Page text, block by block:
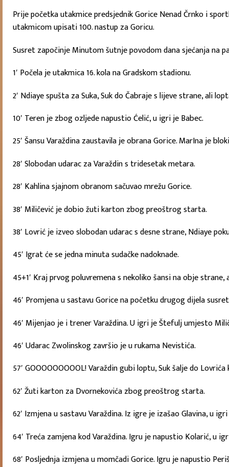
Prije početka utakmice predsjednik Gorice Nenad Črnko i
utakmicom upisati 100. nastup za Goricu.
Susret započinje Minutom šutnje povodom dana sjećanja na
1′ Počela je utakmica 16. kola na Gradskom stadionu.
2′ Ndiaye spušta za Suka, Suk do Čabraje s lijeve strane, ali
10′ Teren je zbog ozljede napustio Ćelić, u igri je Babec.
25′ Šansu Varaždina zaustavila je obrana Gorice. MarIna je
28′ Slobodan udarac za Varaždin s tridesetak metara.
28′ Kahlina sjajnom obranom sačuvao mrežu Gorice.
38′ Miličević je dobio žuti karton zbog preoštrog starta.
38′ Lovrić je izveo slobodan udarac s desne strane, Ndiaye
45′ Igrat će se jedna minuta sudačke nadoknade.
45+1′ Kraj prvog poluvremena s nekoliko šansi na obje strane,
46′ Promjena u sastavu Gorice na početku drugog dijela
46′ Mijenjao je i trener Varaždina. U igri je Štefulj umjesto
46′ Udarac Zwolinskog završio je u rukama Nevistića.
57′ GOOOOOOOOOL! Varaždin gubi loptu, Suk šalje do
62′ Žuti karton za Dvornekovića zbog preoštrog starta.
62′ Izmjena u sastavu Varaždina. Iz igre je izašao Glavina, u
64′ Treća zamjena kod Varaždina. Igru je napustio Kolarić, u
68′ Posljednja izmjena u momčadi Gorice. Igru je napustio